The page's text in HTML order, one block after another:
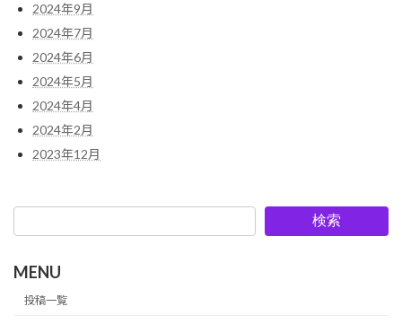
2024年9月
2024年7月
2024年6月
2024年5月
2024年4月
2024年2月
2023年12月
検索
MENU
投稿一覧